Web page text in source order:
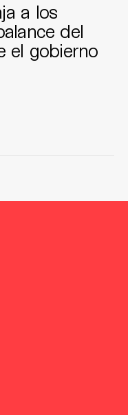
a los
del
el gobierno